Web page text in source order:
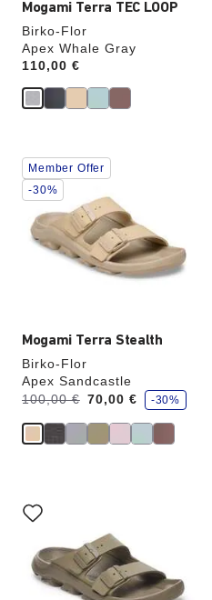
Mogami Terra TEC LOOP
Birko-Flor
Apex Whale Gray
Price:
110,00 €
Mogami Terra Stealth
Birko-Flor
Apex Sandcastle
Avant:
100,00 €
à 70,00 €
é
c
n
o
-30%
Cliquer
sur
les
échantillons
couleurs
modifiera
Member Offer
-30%
sur
les
échantillons
couleurs
modifiera